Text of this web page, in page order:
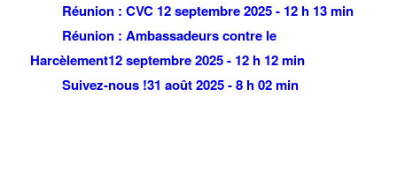
Réunion : CVC 12 septembre 2025 - 12 h 13 min
Réunion : Ambassadeurs contre le
Harcèlement12 septembre 2025 - 12 h 12 min
Suivez-nous !31 août 2025 - 8 h 02 min